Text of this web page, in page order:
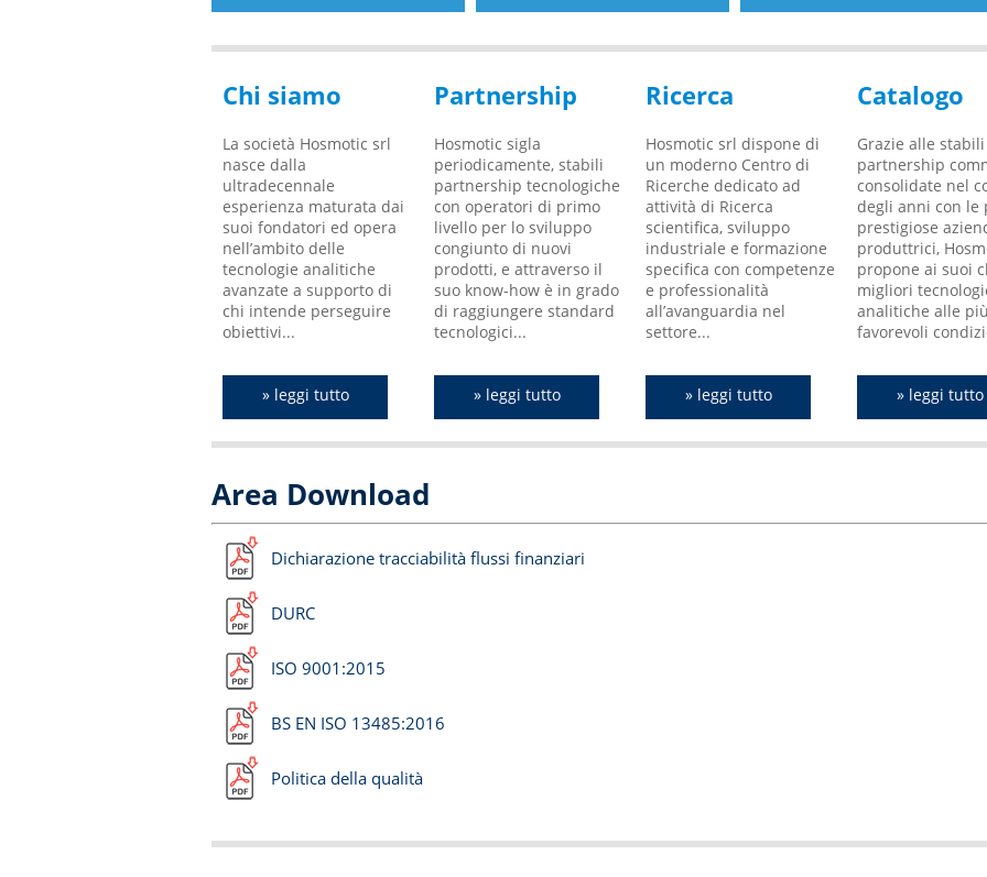
Chi siamo
La società Hosmotic srl
nasce dalla
ultradecennale
esperienza maturata dai
suoi fondatori ed opera
nell’ambito delle
tecnologie analitiche
avanzate a supporto di
chi intende perseguire
obiettivi...
» leggi tutto
Partnership
Hosmotic sigla
periodicamente, stabili
partnership tecnologiche
con operatori di primo
livello per lo sviluppo
congiunto di nuovi
prodotti, e attraverso il
suo know-how è in grado
di raggiungere standard
tecnologici...
» leggi tutto
Ricerca
Hosmotic srl dispone di
un moderno Centro di
Ricerche dedicato ad
attività di Ricerca
scientifica, sviluppo
industriale e formazione
specifica con competenze
e professionalità
all’avanguardia nel
settore...
» leggi tutto
Catalogo
Grazie alle stabili
partnership
consolidate nel
degli anni con le
prestigiose
produttrici,
propone ai suoi
migliori
analitiche alle più
favorevoli
» leggi tutto
IL NOSTRO SPIN OFF
DELL'UNIVERSITA' DI
SALERNO "THEOREO" È
PARTNER DEL ...
I Disturbi dello Spettro
Autistico (ASD), nel
mondo colpiscono 1
bambino su 59 (1 ogni 37
...
» leggi tutto
MAMA TEST -
PRESENTATO AL
CONVEGNO ANNUALE
DELLA ICBDSR TENUTOSI
...
I nostri ricercatori hanno
presentato il progetto
MAMA Test al 45° Annual
Meeting della
International
» leggi tutto
IL NOSTRO
DELEGATO DR.
GIOVANNI
PREMIATI ALLA
Sabato 17
2018 alle ore
presso la sala
del Comune di
si ...
» leggi
Area Download
Dichiarazione tracciabilità flussi finanziari
DURC
ISO 9001:2015
BS EN ISO 13485:2016
Politica della qualità